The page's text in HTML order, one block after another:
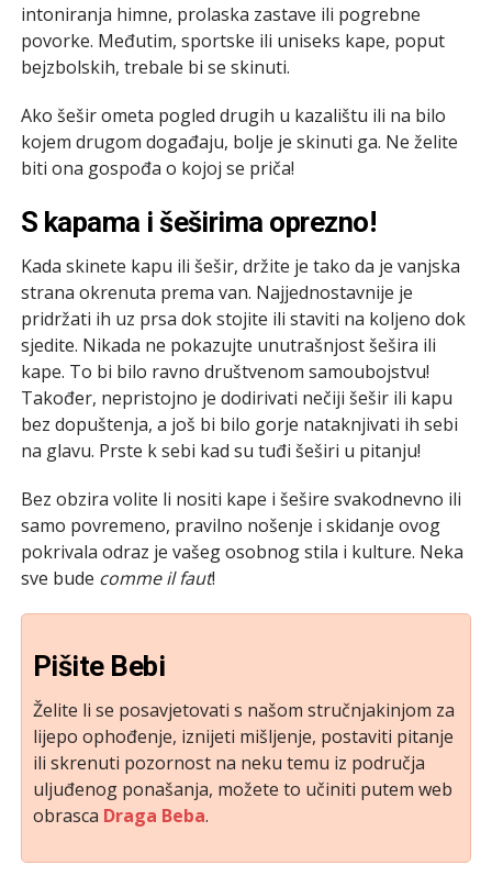
intoniranja himne, prolaska zastave ili pogrebne
povorke. Međutim, sportske ili uniseks kape, poput
bejzbolskih, trebale bi se skinuti.
Ako šešir ometa pogled drugih u kazalištu ili na bilo
kojem drugom događaju, bolje je skinuti ga. Ne želite
biti ona gospođa o kojoj se priča!
S kapama i šeširima oprezno!
Kada skinete kapu ili šešir, držite je tako da je vanjska
strana okrenuta prema van. Najjednostavnije je
pridržati ih uz prsa dok stojite ili staviti na koljeno dok
sjedite. Nikada ne pokazujte unutrašnjost šešira ili
kape. To bi bilo ravno društvenom samoubojstvu!
Također, nepristojno je dodirivati nečiji šešir ili kapu
bez dopuštenja, a još bi bilo gorje nataknjivati ih sebi
na glavu. Prste k sebi kad su tuđi šeširi u pitanju!
Bez obzira volite li nositi kape i šešire svakodnevno ili
samo povremeno, pravilno nošenje i skidanje ovog
pokrivala odraz je vašeg osobnog stila i kulture. Neka
sve bude comme il faut!
Pišite Bebi
Želite li se posavjetovati s našom stručnjakinjom za
lijepo ophođenje, iznijeti mišljenje, postaviti pitanje
ili skrenuti pozornost na neku temu iz područja
uljuđenog ponašanja, možete to učiniti putem web
obrasca Draga Beba.